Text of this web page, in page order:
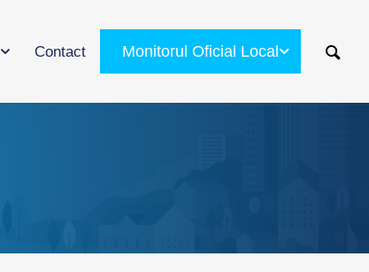
Contact Monitorul Oficial Local